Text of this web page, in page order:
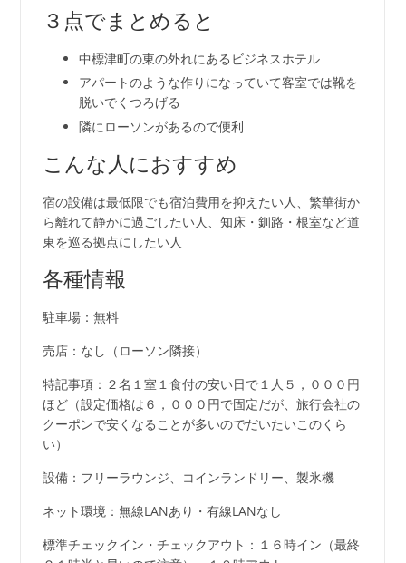
３点でまとめると
中標津町の東の外れにあるビジネスホテル
アパートのような作りになっていて客室では靴を
脱いでくつろげる
隣にローソンがあるので便利
こんな人におすすめ
宿の設備は最低限でも宿泊費用を抑えたい人、繁華街か
ら離れて静かに過ごしたい人、知床・釧路・根室など道
東を巡る拠点にしたい人
各種情報
駐車場：無料
売店：なし（ローソン隣接）
特記事項：２名１室１食付の安い日で１人５，０００円
ほど（設定価格は６，０００円で固定だが、旅行会社の
クーポンで安くなることが多いのでだいたいこのくら
い）
設備：フリーラウンジ、コインランドリー、製氷機
ネット環境：無線LANあり・有線LANなし
標準チェックイン・チェックアウト：１６時イン（最終